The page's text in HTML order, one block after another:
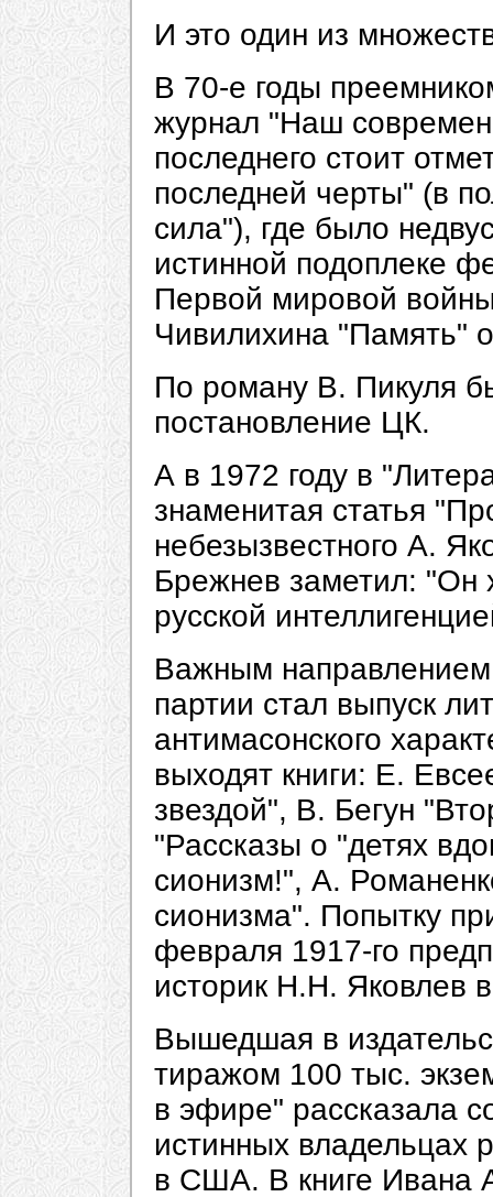
И это один из
В 70-е годы
журнал "Наш
последнего стоит
последней черты" (в
сила"), где было
истинной подоплеке
Первой мировой
Чивилихина "Память"
По роману В. Пикуля
постановление ЦК.
А в 1972 году в
знаменитая статья
небезызвестного А.
Брежнев заметил: "Он
русской
Важным направлением
партии стал выпуск
антимасонского
выходят книги: Е.
звездой", В. Бегун
"Рассказы о "детях
сионизм!", А.
сионизма". Попытку
февраля 1917-го
историк Н.Н. Яковлев
Вышедшая в
тиражом 100 тыс.
в эфире" рассказала
истинных владельцах
в США. В книге Ивана